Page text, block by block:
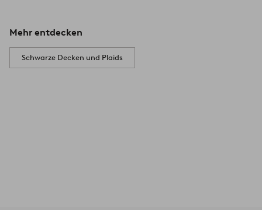
Mehr entdecken
Schwarze Decken und Plaids